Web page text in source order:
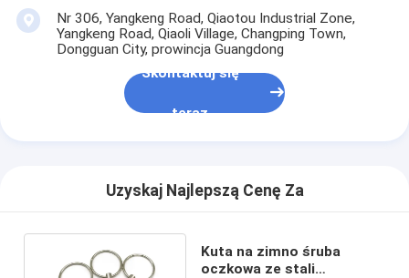
Nr 306, Yangkeng Road, Qiaotou Industrial Zone,
Yangkeng Road, Qiaoli Village, Changping Town,
Dongguan City, prowincja Guangdong
Skontaktuj się
teraz
Uzyskaj Najlepszą Cenę Za
Kuta na zimno śruba
oczkowa ze stali